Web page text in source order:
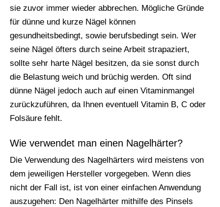
sie zuvor immer wieder abbrechen. Mögliche Gründe
für dünne und kurze Nägel können
gesundheitsbedingt, sowie berufsbedingt sein. Wer
seine Nägel öfters durch seine Arbeit strapaziert,
sollte sehr harte Nägel besitzen, da sie sonst durch
die Belastung weich und brüchig werden. Oft sind
dünne Nägel jedoch auch auf einen Vitaminmangel
zurückzuführen, da Ihnen eventuell Vitamin B, C oder
Folsäure fehlt.
Wie verwendet man einen Nagelhärter?
Die Verwendung des Nagelhärters wird meistens von
dem jeweiligen Hersteller vorgegeben. Wenn dies
nicht der Fall ist, ist von einer einfachen Anwendung
auszugehen: Den Nagelhärter mithilfe des Pinsels